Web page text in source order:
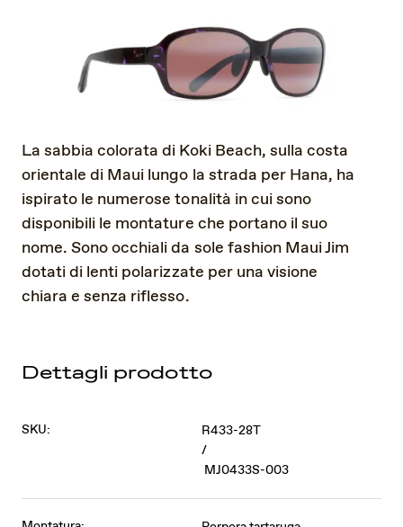
La sabbia colorata di Koki Beach, sulla costa
orientale di Maui lungo la strada per Hana, ha
ispirato le numerose tonalità in cui sono
disponibili le montature che portano il suo
nome. Sono occhiali da sole fashion Maui Jim
dotati di lenti polarizzate per una visione
chiara e senza riflesso.
Dettagli prodotto
SKU:
R433-28T
/
MJ0433S-003